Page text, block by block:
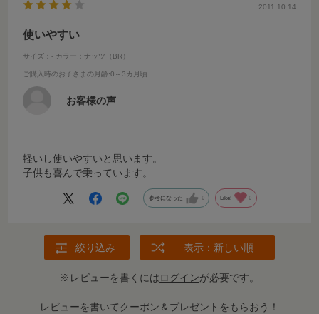
2011.10.14
使いやすい
サイズ：- カラー：ナッツ（BR）
ご購入時のお子さまの月齢:0～3カ月頃
お客様の声
軽いし使いやすいと思います。
子供も喜んで乗っています。
参考になった 0 Like! 0
絞り込み 表示：新しい順
※レビューを書くにはログインが必要です。
レビューを書いてクーポン＆プレゼントをもらおう！